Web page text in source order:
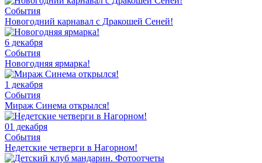
События
Новогодний карнавал с Дракошей Сеней!
6 декабря
События
Новогодняя ярмарка!
1 декабря
События
Мираж Синема открылся!
01 декабря
События
Недетские четверги в Нагорном!